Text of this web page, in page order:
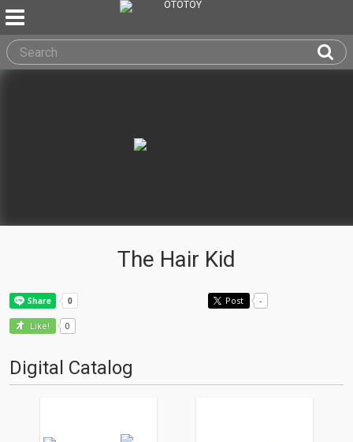
The Hair Kid
Post -
Like! 0
Digital Catalog